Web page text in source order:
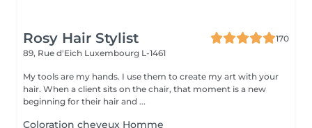
Rosy Hair Stylist
170
89, Rue d'Eich Luxembourg L-1461
My tools are my hands. I use them to create my art with your
hair. When a client sits on the chair, that moment is a new
beginning for their hair and ...
Coloration cheveux Homme